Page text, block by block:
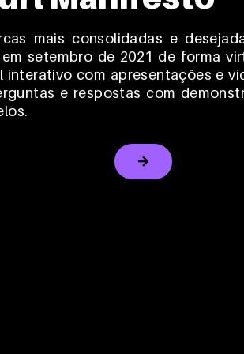
mais consolidadas e
setembro de 2021 de forma
interativo com apresentações e
e respostas com